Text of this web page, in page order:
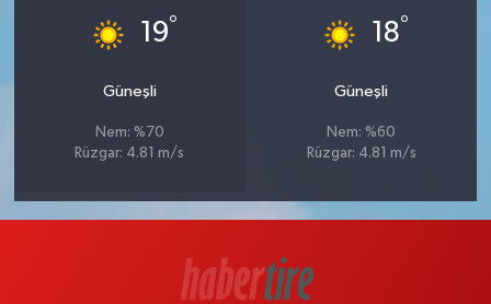
19°
Güneşli
Nem: %70
Rüzgar: 4.81 m/s
18°
Güneşli
Nem: %60
Rüzgar: 4.81 m/s